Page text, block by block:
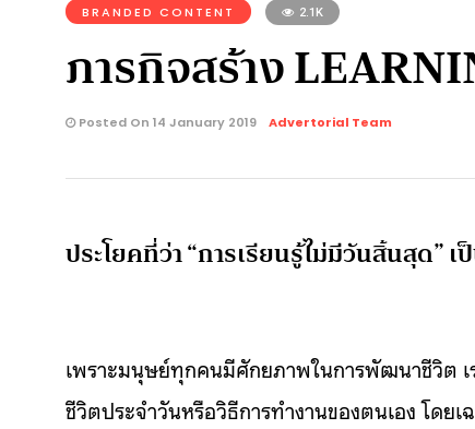
BRANDED CONTENT 2.1K
ภารกิจสร้าง
Posted On 14 January 2019 Advertorial Team
ประโยคที่ว่า “การเรียนรู้ไม่มีวันสิ้นสุด” เ
เพราะมนุษย์ทุกคนมีศักยภาพในการพัฒนาชีวิต เ
ชีวิตประจำวันหรือวิธีการทำงานของตนเอง โด